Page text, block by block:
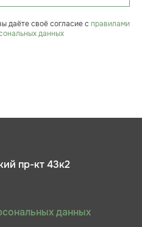
даёте своё согласие с правилами
данных
пр-кт 43к2
данных